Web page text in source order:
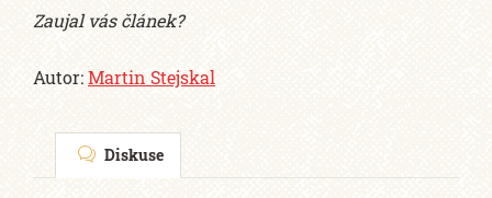
Zaujal vás článek?
Autor:Martin Stejskal
Diskuse